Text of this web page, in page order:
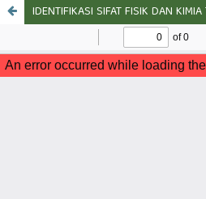
IDENTIFIKASI SIFAT FISIK DAN